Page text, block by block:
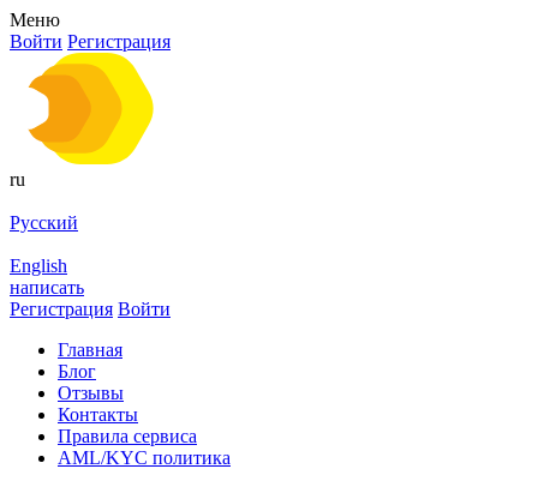
Меню
Войти Регистрация
ru
Русский
English
написать
Регистрация Войти
Главная
Блог
Отзывы
Контакты
Правила сервиса
AML/KYC политика